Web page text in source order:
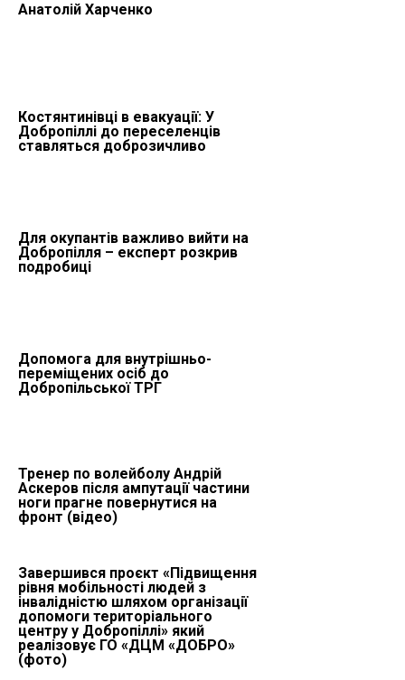
Анатолій Харченко
Костянтинівці в евакуації: У
Добропіллі до переселенців
ставляться доброзичливо
Для окупантів важливо вийти на
Добропілля – експерт розкрив
подробиці
Допомога для внутрішньо-
переміщених осіб до
Добропільської ТРГ
Тренер по волейболу Андрій
Аскеров після ампутації частини
ноги прагне повернутися на
фронт (відео)
Завершився проєкт «Підвищення
рівня мобільності людей з
інвалідністю шляхом організації
допомоги територіального
центру у Добропіллі» який
реалізовує ГО «ДЦМ «ДОБРО»
(фото)